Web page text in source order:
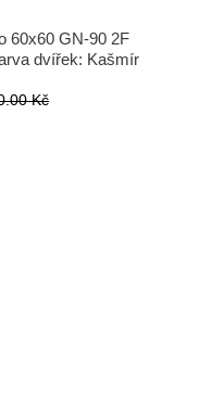
60x60 GN-90 2F
dvířek: Kašmír
Kč